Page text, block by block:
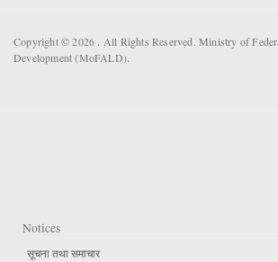
Copyright © 2026 . All Rights Reserved. Ministry of
Development (MoFALD).
Notices
सूचना तथा समाचार